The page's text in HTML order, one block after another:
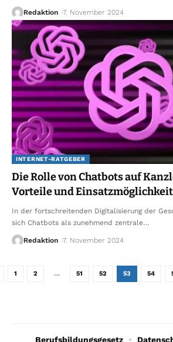
Redaktion 7. November 2024
INTERNET-RATGEBER
Die Rolle von Chatbots auf
Vorteile und
In der fortschreitenden Digitalisierung der
sich Chatbots als zunehmend zentrale…
Redaktion 7. November 2024
1 2 … 51 52 53 54
Berufsbildungsgesetz